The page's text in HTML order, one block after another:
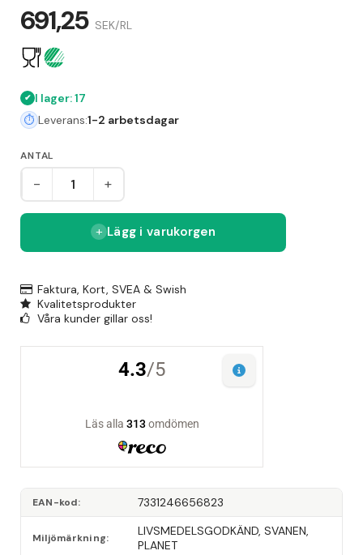
691,25 SEK/RL
I lager: 17
Leverans:1-2 arbetsdagar
ANTAL
- +
Lägg i varukorgen
Faktura, Kort, SVEA & Swish
Kvalitetsprodukter
Våra kunder gillar oss!
EAN-kod 7331246656823
Miljömärkning
LIVSMEDELSGODKÄND, SVANEN,
PLANET